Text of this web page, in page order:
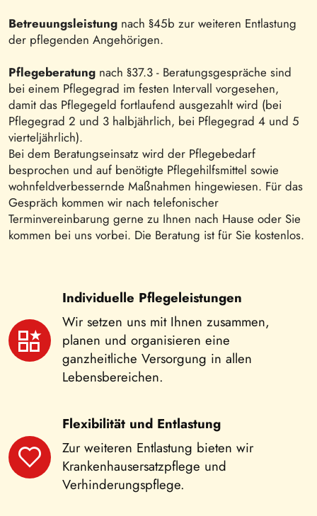
Betreuungsleistung nach §45b zur weiteren Entlastung
der pflegenden Angehörigen.
Pflegeberatung nach §37.3 - Beratungsgespräche sind
bei einem Pflegegrad im festen Intervall vorgesehen,
damit das Pflegegeld fortlaufend ausgezahlt wird (bei
Pflegegrad 2 und 3 halbjährlich, bei Pflegegrad 4 und 5
vierteljährlich).
Bei dem Beratungseinsatz wird der Pflegebedarf
besprochen und auf benötigte Pflegehilfsmittel sowie
wohnfeldverbessernde Maßnahmen hingewiesen. Für das
Gespräch kommen wir nach telefonischer
Terminvereinbarung gerne zu Ihnen nach Hause oder Sie
kommen bei uns vorbei. Die Beratung ist für Sie kostenlos.
Individuelle Pflegeleistungen
Wir setzen uns mit Ihnen zusammen,
planen und organisieren eine
ganzheitliche Versorgung in allen
Lebensbereichen.
Flexibilität und Entlastung
Zur weiteren Entlastung bieten wir
Krankenhausersatzpflege und
Verhinderungspflege.